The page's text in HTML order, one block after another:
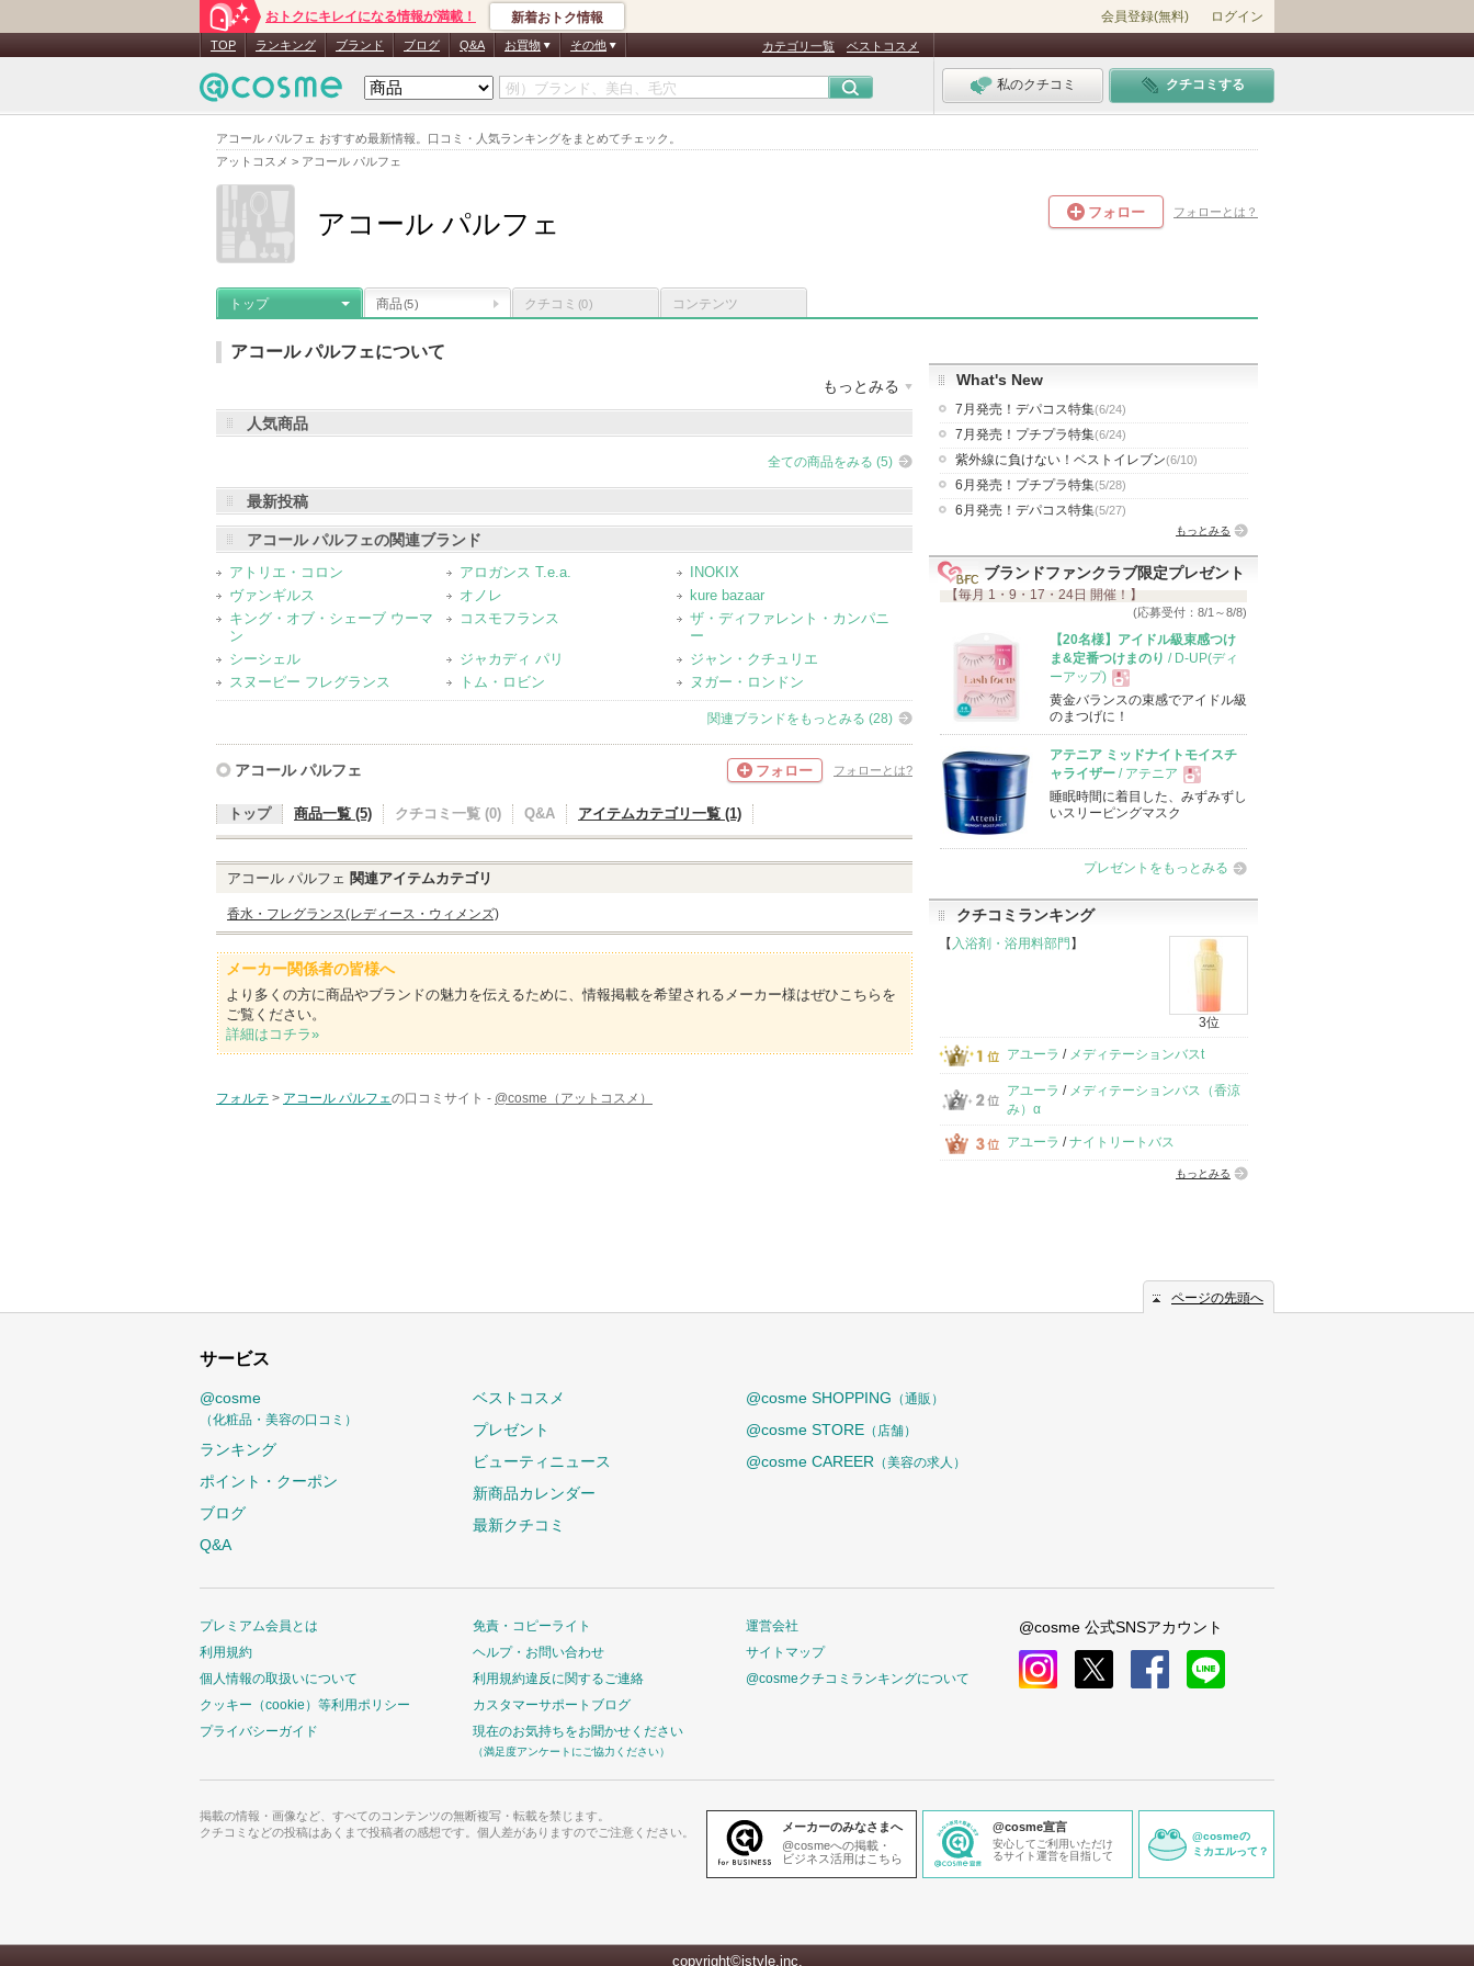
アコール パルフェ おすすめ最新情報。口コミ・人気ランキングをまとめてチェック。
アットコスメ > アコール パルフェ
おトクにキレイになる情報が満載！ 新着おトク情報 会員登録(無料) ログイン
TOP ランキング ブランド ブログ Q&A お買物 その他 カテゴリ一覧 ベストコスメ
私のクチコミ クチコミする
アコール パルフェ フォロー フォローとは？
トップ 商品(5) クチコミ (0) コンテンツ
アコール パルフェについて
もっとみる
メーカー名：
登録アイテムカテゴリ
香水・フレグランス(レディース・ウィメンズ)（5）
人気商品
全ての商品をみる (5)
最新投稿
アコール パルフェの関連ブランド
アトリエ・コロン
アロガンス T.e.a.
INOKIX
ヴァンギルス
オノレ
kure bazaar
キング・オブ・シェーブ ウーマ
ン
コスモフランス
ザ・ディファレント・カンパニ
ー
シーシェル
ジャカディ パリ
ジャン・クチュリエ
スヌーピー フレグランス
トム・ロビン ヌガー・ロンドン
関連ブランドをもっとみる (28)
アコール パルフェ フォロー フォローとは?
トップ 商品一覧 (5) クチコミ一覧 (0) Q&A アイテムカテゴリ一覧 (1)
アコール パルフェ 関連アイテムカテゴリ
香水・フレグランス(レディース・ウィメンズ)
メーカー関係者の皆様へ
より多くの方に商品やブランドの魅力を伝えるために、情報掲載を希望されるメーカー様はぜひこちらを
ご覧ください。
詳細はコチラ»
フォルテ > アコール パルフェの口コミサイト - @cosme（アットコスメ）
What's New
7月発売！デパコス特集(6/24)
7月発売！プチプラ特集(6/24)
紫外線に負けない！ベストイレブン(6/10)
6月発売！プチプラ特集(5/28)
6月発売！デパコス特集(5/27)
もっとみる
ブランドファンクラブ限定プレゼント
【毎月 1・9・17・24日 開催！】
(応募受付：8/1～8/8)
【20名様】アイドル級束感つけ
ま&定番つけまのり / D-UP(ディ
ーアップ)
現
品
黄金バランスの束感でアイドル級
のまつげに！
アテニア ミッドナイトモイスチ
ャライザー / アテニア
現
品
睡眠時間に着目した、みずみずし
いスリーピングマスク
プレゼントをもっとみる
クチコミランキング
【 入浴剤・浴用料部門 】
3位
アユーラ / メディテーションバスt
アユーラ / メディテーションバス（香涼
み）α
アユーラ /ナイトリートバス
もっとみる
ページの先頭へ
サービス
@cosme
（化粧品・美容の口コミ）
ランキング
ポイント・クーポン
ブログ
Q&A
ベストコスメ
プレゼント
ビューティニュース
新商品カレンダー
最新クチコミ
@cosme SHOPPING （通販）
@cosme STORE （店舗）
@cosme CAREER （美容の求人）
プレミアム会員とは
利用規約
個人情報の取扱いについて
クッキー（cookie）等利用ポリシー
プライバシーガイド
免責・コピーライト
ヘルプ・お問い合わせ
利用規約違反に関するご連絡
カスタマーサポートブログ
現在のお気持ちをお聞かせください
（満足度アンケートにご協力ください）
運営会社
サイトマップ
@cosmeクチコミランキングについて
@cosme 公式SNSアカウント
掲載の情報・画像など、すべてのコンテンツの無断複写・転載を禁じます。
クチコミなどの投稿はあくまで投稿者の感想です。個人差がありますのでご注意ください。
メーカーのみなさまへ
@cosmeへの掲載・
ビジネス活用はこちら
@cosme宣言
安心してご利用いただけ
るサイト運営を目指して
@cosmeの
ミカエルって？
copyright©istyle,inc.